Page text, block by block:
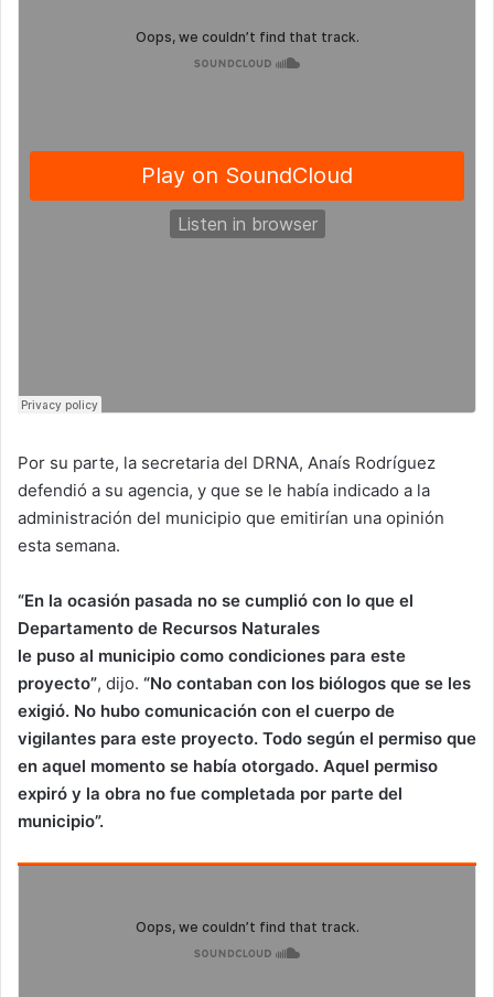
Por su parte, la secretaria del DRNA, Anaís Rodríguez
defendió a su agencia, y que se le había indicado a la
administración del municipio que emitirían una opinión
esta semana.
“En la ocasión pasada no se cumplió con lo que el
Departamento de Recursos Naturales
le puso al municipio como condiciones para este
proyecto”, dijo. “No contaban con los biólogos que se les
exigió. No hubo comunicación con el cuerpo de
vigilantes para este proyecto. Todo según el permiso que
en aquel momento se había otorgado. Aquel permiso
expiró y la obra no fue completada por parte del
municipio”.